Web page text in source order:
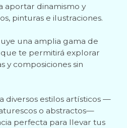
aportar dinamismo y
pinturas e ilustraciones.
una amplia gama de
te permitirá explorar
y composiciones sin
diversos estilos artísticos —
o abstractos—
perfecta para llevar tus